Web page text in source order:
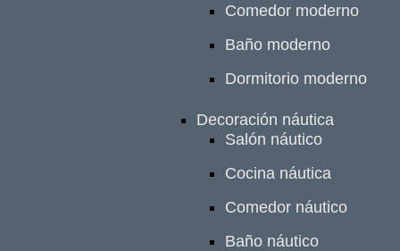
Comedor moderno
Baño moderno
Dormitorio moderno
Decoración náutica
Salón náutico
Cocina náutica
Comedor náutico
Baño náutico